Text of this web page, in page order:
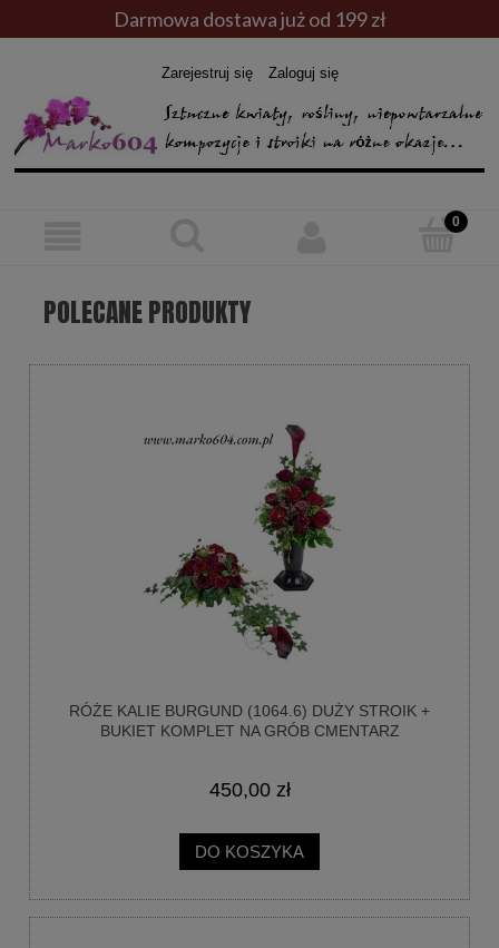
Darmowa dostawa już od 199 zł
Zarejestruj się Zaloguj się
POLECANE PRODUKTY
RÓŻE KALIE BURGUND (1064.6) DUŻY STROIK +
BUKIET KOMPLET NA GRÓB CMENTARZ
450,00 zł
DO KOSZYKA